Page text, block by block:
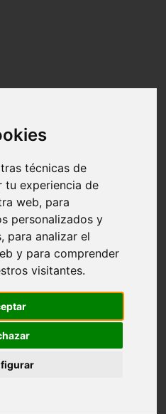
técnicas de
tu experiencia de
web, para
personalizados y
para analizar el
y para comprender
visitantes.